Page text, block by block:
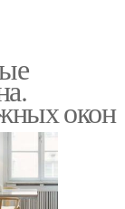
окон